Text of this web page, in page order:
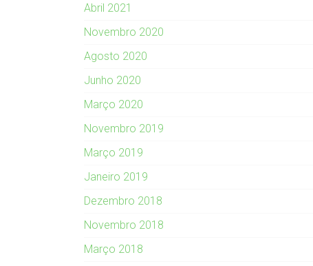
Abril 2021
Novembro 2020
Agosto 2020
Junho 2020
Março 2020
Novembro 2019
Março 2019
Janeiro 2019
Dezembro 2018
Novembro 2018
Março 2018